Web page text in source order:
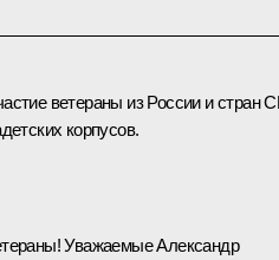
ветераны из России и стран
корпусов.
Уважаемые Александр